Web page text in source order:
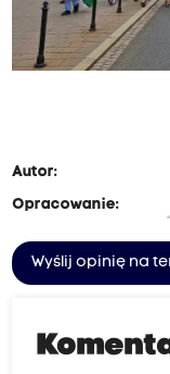
Autor:
Opracowanie:
Wyślij opinię na